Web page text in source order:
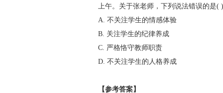
上午。关于张老师，下列说法错误的是(
A. 不关注学生的情感体验
B. 关注学生的纪律养成
C. 严格恪守教师职责
D. 不关注学生的人格养成
【参考答案】